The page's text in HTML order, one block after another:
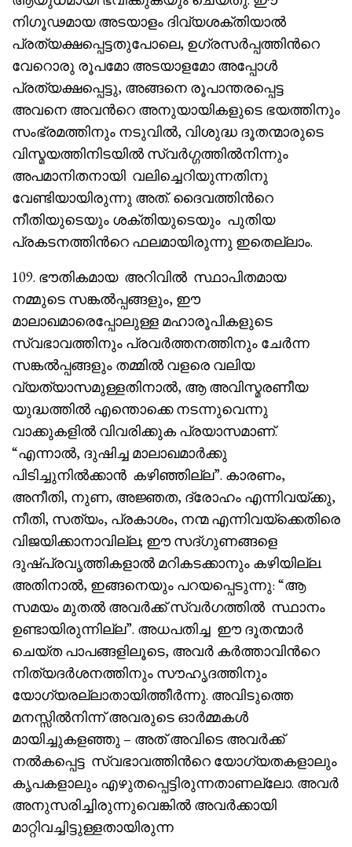
നിഗൂഢമായ അടയാളം ദിവ്യശക്തിയാൽ
പ്രത്യക്ഷപ്പെട്ടതുപോലെ, ഉഗ്രസർപ്പത്തിൻറെ
വേറൊരു രൂപമോ അടയാളമോ അപ്പോൾ
പ്രത്യക്ഷപ്പെട്ടു, അങ്ങനെ രൂപാന്തരപ്പെട്ട
അവനെ അവൻറെ അനുയായികളുടെ ഭയത്തിനും
സംഭ്രമത്തിനും നടുവിൽ, വിശുദ്ധ ദൂതന്മാരുടെ
വിസ്മയത്തിനിടയിൽ സ്വർഗ്ഗത്തിൽനിന്നും
അപമാനിതനായി വലിച്ചെറിയുന്നതിനു
വേണ്ടിയായിരുന്നു അത്. ദൈവത്തിൻറെ
നീതിയുടെയും ശക്തിയുടെയും പുതിയ
പ്രകടനത്തിൻറെ ഫലമായിരുന്നു ഇതെല്ലാം.
109. ഭൗതികമായ അറിവിൽ സ്ഥാപിതമായ
നമ്മുടെ സങ്കൽപ്പങ്ങളും, ഈ
മാലാഖമാരെപ്പോലുള്ള മഹാരൂപികളുടെ
സ്വഭാവത്തിനും പ്രവർത്തനത്തിനും ചേർന്ന
സങ്കൽപ്പങ്ങളും തമ്മിൽ വളരെ വലിയ
വ്യത്യാസമുള്ളതിനാൽ, ആ അവിസ്മരണീയ
യുദ്ധത്തിൽ എന്തൊക്കെ നടന്നുവെന്നു
വാക്കുകളിൽ വിവരിക്കുക പ്രയാസമാണ്.
“എന്നാൽ, ദുഷിച്ച മാലാഖമാർക്കു
പിടിച്ചുനിൽക്കാൻ കഴിഞ്ഞില്ല”. കാരണം,
അനീതി, നുണ, അജ്ഞത, ദ്രോഹം എന്നിവയ്ക്കു,
നീതി, സത്യം, പ്രകാശം, നന്മ എന്നിവയ്‌ക്കെതിരെ
വിജയിക്കാനാവില്ല; ഈ സദ്ഗുണങ്ങളെ
ദുഷ്പ്രവൃത്തികളാൽ മറികടക്കാനും കഴിയില്ല.
അതിനാൽ, ഇങ്ങനെയും പറയപ്പെടുന്നു: “ആ
സമയം മുതൽ അവർക്ക് സ്വർഗത്തിൽ സ്ഥാനം
ഉണ്ടായിരുന്നില്ല”. അധപതിച്ച ഈ ദൂതന്മാർ
ചെയ്ത പാപങ്ങളിലൂടെ, അവർ കർത്താവിൻറെ
നിത്യദർശനത്തിനും സൗഹൃദത്തിനും
യോഗ്യരല്ലാതായിത്തീർന്നു. അവിടുത്തെ
മനസ്സിൽനിന്ന് അവരുടെ ഓർമ്മകൾ
മായിച്ചുകളഞ്ഞു – അത് അവിടെ അവർക്ക്
നൽകപ്പെട്ട സ്വഭാവത്തിൻറെ യോഗ്യതകളാലും
കൃപകളാലും എഴുതപ്പെട്ടിരുന്നതാണല്ലോ. അവർ
അനുസരിച്ചിരുന്നുവെങ്കിൽ അവർക്കായി
മാറ്റിവച്ചിട്ടുള്ളതായിരുന്ന